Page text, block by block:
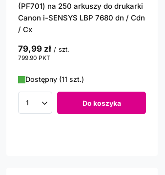
(PF701) na 250 arkuszy do drukarki
Canon i-SENSYS LBP 7680 dn / Cdn
/ Cx
79,99 zł / szt.
799.90 PKT
Dostępny (11 szt.)
Ilość produktów Do koszyka